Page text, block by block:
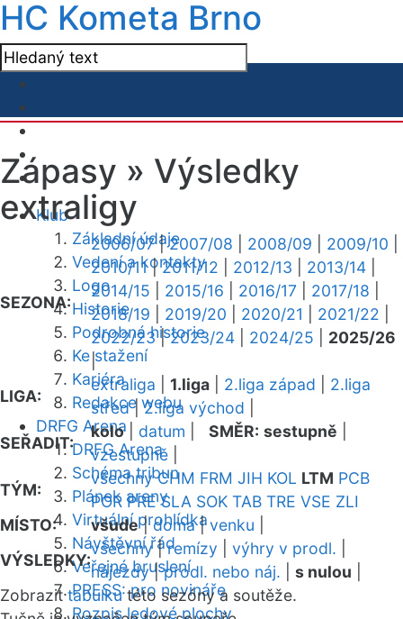
HC Kometa Brno
Klub
Základní údaje
Vedení a kontakty
Logo
Historie
Podrobná historie
Ke stažení
Kariéra
Redakce webu
DRFG Arena
DRFG Arena
Schéma tribun
Plánek areny
Virtuální prohlídka
Návštěvní řád
Veřejné bruslení
PRESS: pro novináře
Rozpis ledové plochy
Zápasy » Výsledky
extraligy
SEZONA:
2006/07|2007/08 2008/09 2009/10
2010/11|2011/12 2012/13 2013/14
2014/15
2015/16 2016/17 2017/18
2018/19
2019/20 2020/21 2021/22
2022/23|2023/24 2024/25
2025/26
|
LIGA:
extraliga 1.liga 2.liga západ
2.liga
střed|2.liga východ
SEŘADIT:
kolo| datum SMĚR: sestupně
vzestupně
TÝM:
všechny CHM FRM JIH KOL LTM PCB
POR PRE SLA SOK TAB TRE VSE ZLI
MÍSTO:
všude|doma|venku
VÝSLEDKY:
všechny|remízy výhry v prodl.
nájezdy|prodl. nebo náj. s nulou
Zobrazittabulkutéto sezóny a soutěže.